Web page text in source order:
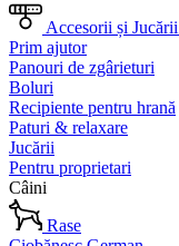
Accesorii și
Prim ajutor
Panouri de zgârieturi
Boluri
Recipiente pentru hrană
Paturi & relaxare
Jucării
Pentru proprietari
Câini
Rase